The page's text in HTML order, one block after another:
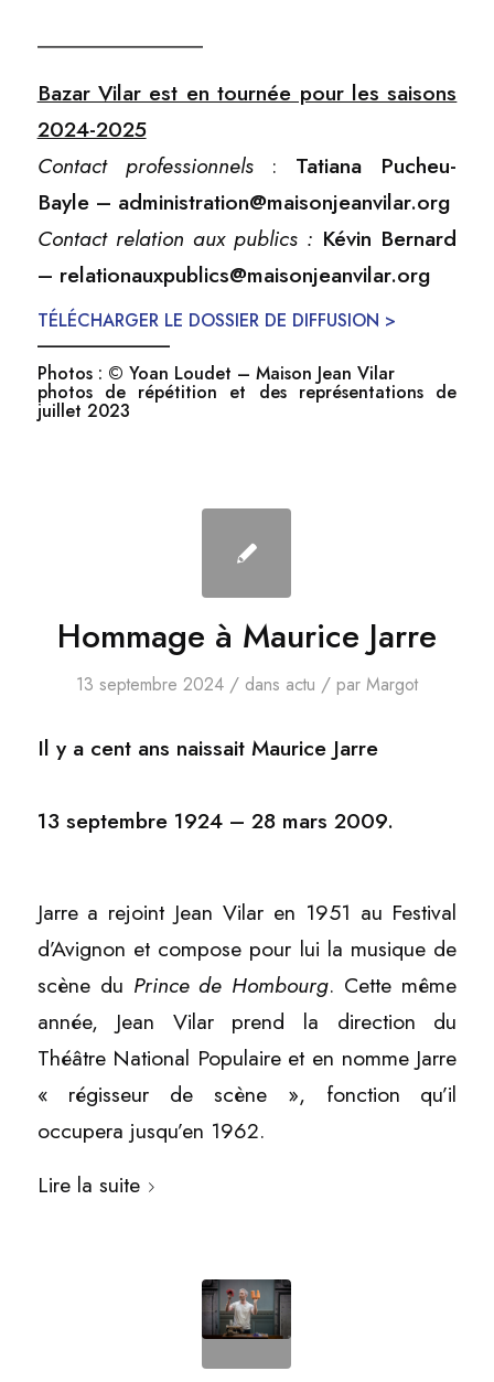
_______________
Bazar Vilar est en tournée pour les saisons
2024-2025
Contact professionnels: Tatiana Pucheu-
Bayle – administration@maisonjeanvilar.org
Contact relation aux publics : Kévin Bernard
– relationauxpublics@maisonjeanvilar.org
TÉLÉCHARGER LE DOSSIER DE DIFFUSION >
_______________
Photos : © Yoan Loudet – Maison Jean Vilar
photos de répétition et des représentations de
juillet 2023
Hommage à Maurice Jarre
13 septembre 2024 / dans actu / par Margot
Il y a cent ans naissait Maurice Jarre
13 septembre 1924 – 28 mars 2009.
Jarre a rejoint Jean Vilar en 1951 au Festival
d’Avignon et compose pour lui la musique de
scène du Prince de Hombourg. Cette même
année, Jean Vilar prend la direction du
Théâtre National Populaire et en nomme Jarre
« régisseur de scène », fonction qu’il
occupera jusqu’en 1962.
Lire la suite